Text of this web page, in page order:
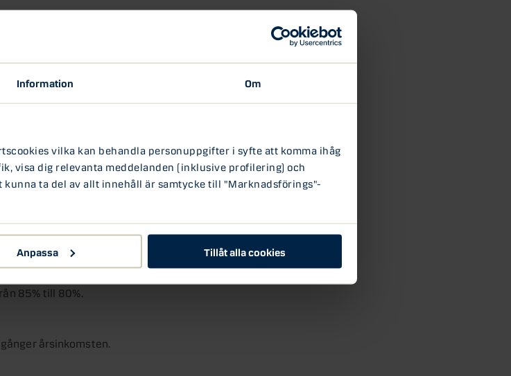
Information Om
vilka kan behandla personuppgifter i syfte att komma ihåg
visa dig relevanta meddelanden (inklusive profilering) och
ta del av allt innehåll är samtycke till "Marknadsförings"-
Anpassa Tillåt alla cookies
du
bostad eller utöka
kravet på
85% till 80%.
årsinkomsten.